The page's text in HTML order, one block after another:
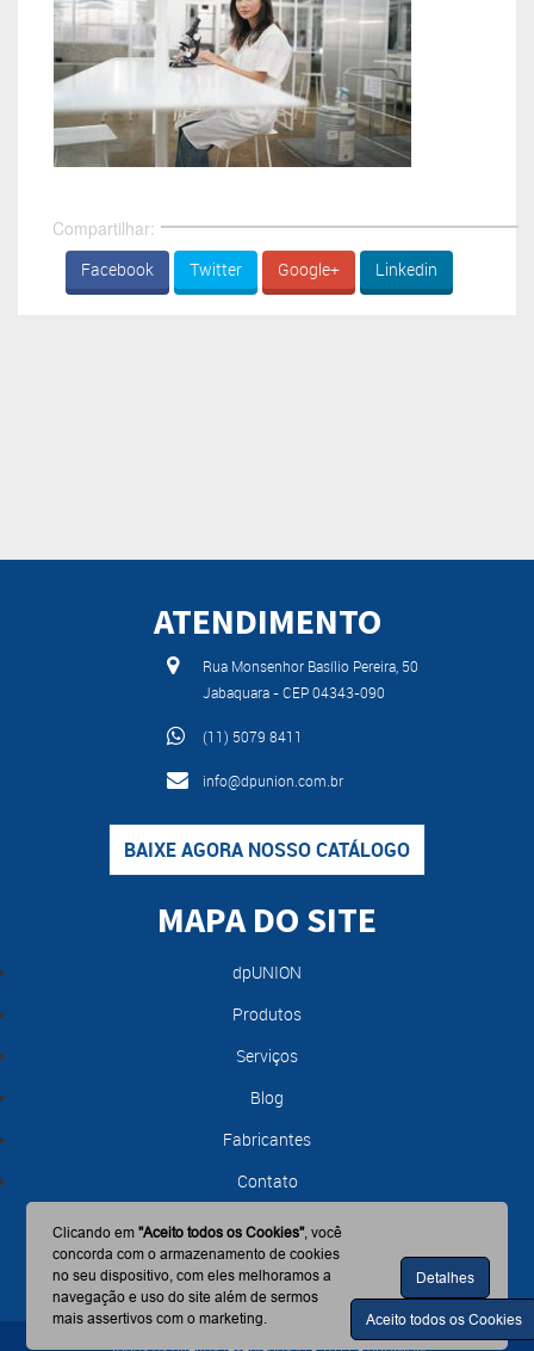
Compartilhar:
Facebook Twitter Google+ Linkedin
ATENDIMENTO
Rua Monsenhor Basílio Pereira, 50
Jabaquara - CEP 04343-090
(11) 5079 8411
info@dpunion.com.br
BAIXE AGORA NOSSO CATÁLOGO
MAPA DO SITE
dpUNION
Produtos
Serviços
Blog
Fabricantes
Contato
Clicando em"Aceito todos os Cookies", você
concorda com o armazenamento de cookies
no seu dispositivo, com eles melhoramos a
navegação e uso do site além de sermos
mais assertivos com o marketing.
Detalhes
Aceito todos os Cookies